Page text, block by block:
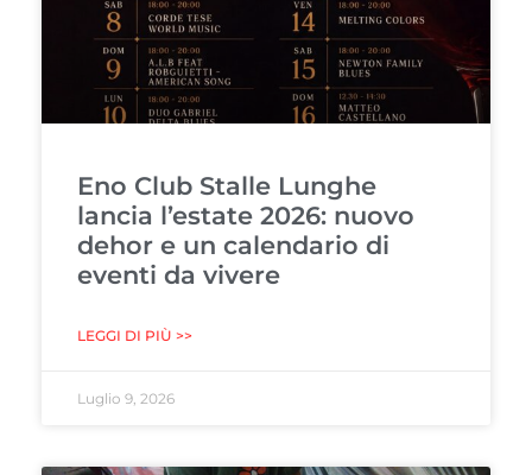
Eno Club Stalle Lunghe
lancia l’estate 2026: nuovo
dehor e un calendario di
eventi da vivere
LEGGI DI PIÙ >>
Luglio 9, 2026